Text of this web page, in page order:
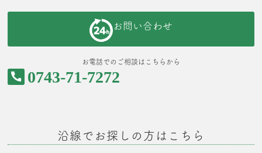
お問い合わせ
お電話でのご相談はこちらから
0743-71-7272
沿線でお探しの方はこちら